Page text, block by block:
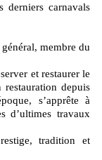
derniers carnavals
membre du
et restaurer le
depuis
s’apprête à
d’ultimes travaux
tradition et